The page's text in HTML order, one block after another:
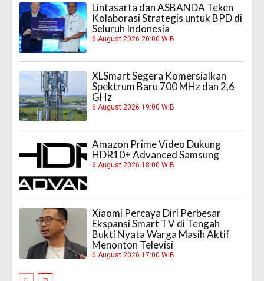
Lintasarta dan ASBANDA Teken
Kolaborasi Strategis untuk BPD di
Seluruh Indonesia
6 August 2026 20:00 WIB
XLSmart Segera Komersialkan
Spektrum Baru 700 MHz dan 2,6
GHz
6 August 2026 19:00 WIB
Amazon Prime Video Dukung
HDR10+ Advanced Samsung
6 August 2026 18:00 WIB
Xiaomi Percaya Diri Perbesar
Ekspansi Smart TV di Tengah
Bukti Nyata Warga Masih Aktif
Menonton Televisi
6 August 2026 17:00 WIB